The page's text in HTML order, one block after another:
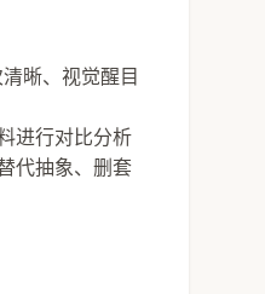
晰、视觉醒目
进行对比分析
代抽象、删套